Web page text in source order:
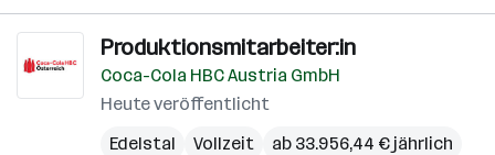
Produktionsmitarbeiter:in
Coca-Cola HBC Austria GmbH
Heute veröffentlicht
Edelstal
Vollzeit ab 33.956,44 € jährlich